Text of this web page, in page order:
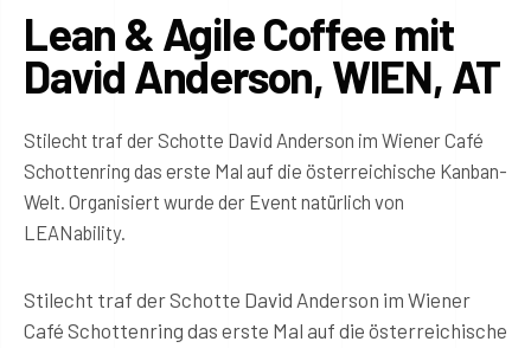
Lean & Agile Coffee mit
David Anderson, WIEN, AT
Stilecht traf der Schotte David Anderson im Wiener Café
Schottenring das erste Mal auf die österreichische Kanban-
Welt. Organisiert wurde der Event natürlich von
LEANability.
Stilecht traf der Schotte David Anderson im Wiener
Café Schottenring das erste Mal auf die österreichische